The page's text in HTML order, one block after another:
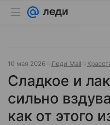
10 мая 2026 Леди Mail
Сладкое и
сильно
как от этого